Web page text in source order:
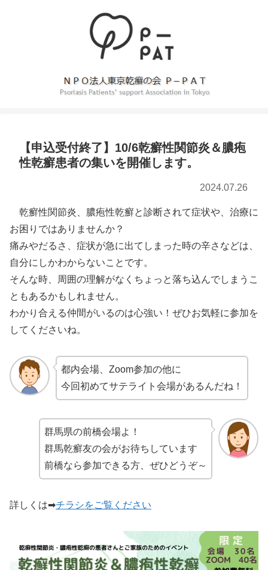
【申込受付終了】10/6乾癬性関節炎＆膿疱
性乾癬患者の集いを開催します。
2024.07.26
乾癬性関節炎、膿疱性乾癬と診断されて症状や、治療に
お困りではありませんか？
痛みやだるさ、症状が急に出てしまった時の辛さなどは、
自分にしかわからないことです。
そんな時、周囲の理解がなくちょっと落ち込んでしまうこ
ともあるかもしれません。
わかり合える仲間がいるのは心強い！ぜひお気軽に参加を
してくださいね。
都内会場、Zoom参加の他に
今回初めてサテライト会場があるんだね！
群馬県の前橋会場よ！
群馬乾癬友の会がお待ちしています
前橋なら参加できる方、ぜひどうぞ～
詳しくは➡チラシをご覧ください